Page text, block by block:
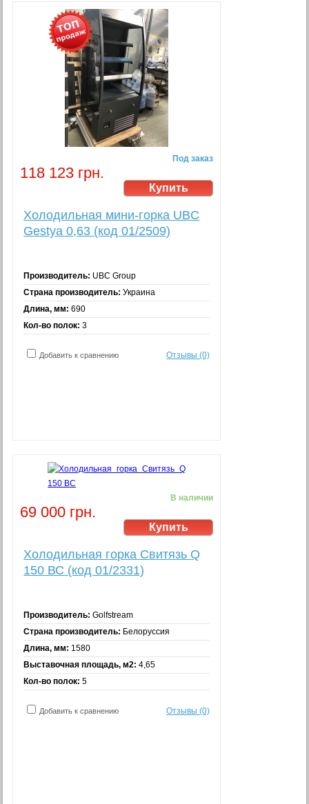
118 123 грн.
Под заказ
Холодильная мини-горка UBC
Gestya 0,63 (код 01/2509)
Производитель: UBC Group
Страна производитель: Украина
Длина, мм: 690
Кол-во полок: 3
Добавить к сравнению Отзывы (0)
69 000 грн.
В наличии
Холодильная горка Свитязь Q
150 ВС (код 01/2331)
Производитель: Golfstream
Страна производитель: Белоруссия
Длина, мм: 1580
Выставочная площадь, м2: 4,65
Кол-во полок: 5
Добавить к сравнению Отзывы (0)